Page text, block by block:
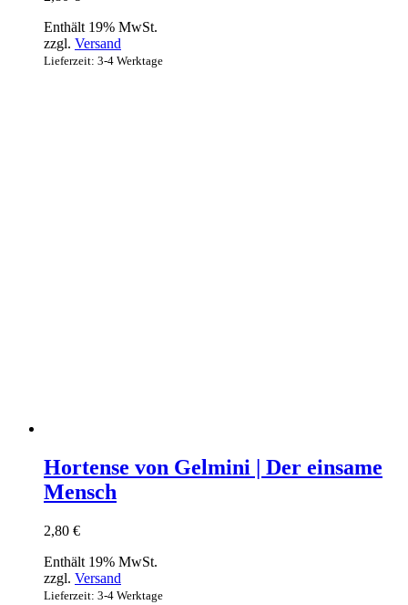
Enthält 19% MwSt.
zzgl. Versand
Lieferzeit: 3-4 Werktage
Hortense von Gelmini | Der einsame
Mensch
2,80 €
Enthält 19% MwSt.
zzgl. Versand
Lieferzeit: 3-4 Werktage